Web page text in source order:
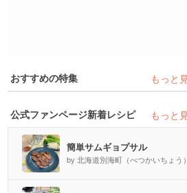
おすすめの特集 もっと
公式ファンページ新着レシピ もっと
簡単サムギョプサル
by 北海道別海町（べつかいちょう）